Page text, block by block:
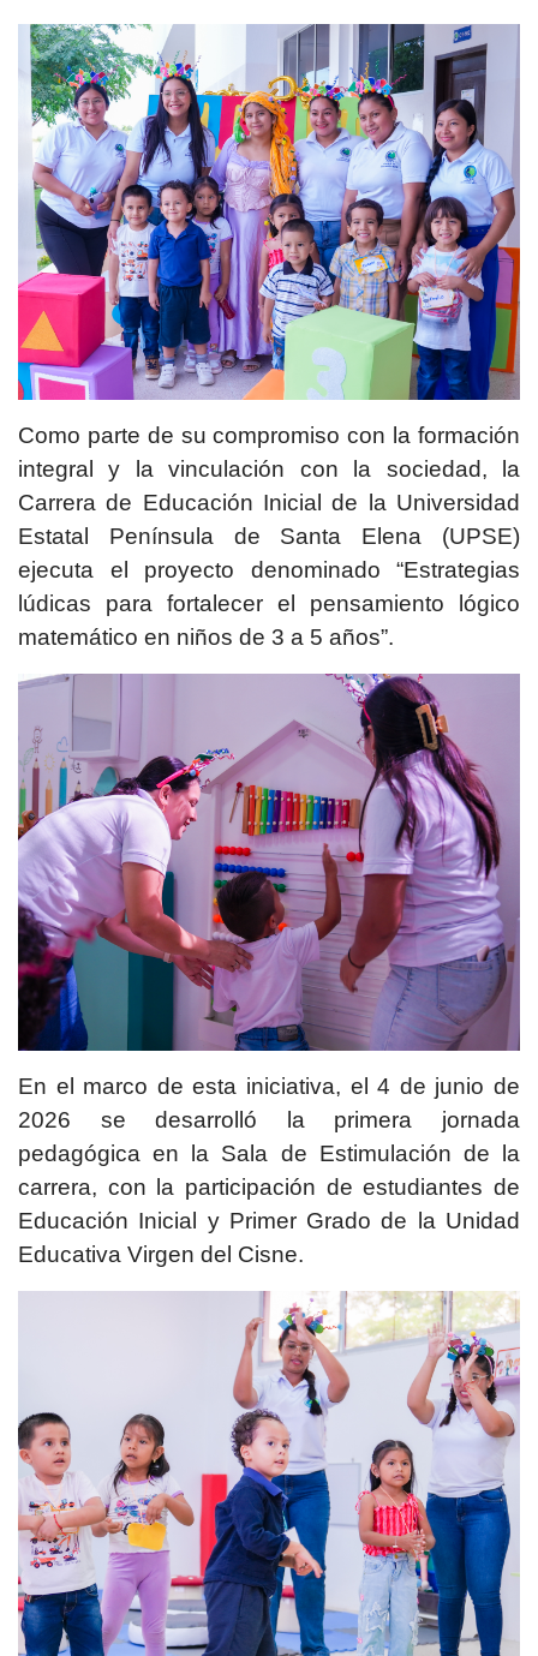
Como parte de su compromiso con la formación
integral y la vinculación con la sociedad, la
Carrera de Educación Inicial de la Universidad
Estatal Península de Santa Elena (UPSE)
ejecuta el proyecto denominado “Estrategias
lúdicas para fortalecer el pensamiento lógico
matemático en niños de 3 a 5 años”.
En el marco de esta iniciativa, el 4 de junio de
2026 se desarrolló la primera jornada
pedagógica en la Sala de Estimulación de la
carrera, con la participación de estudiantes de
Educación Inicial y Primer Grado de la Unidad
Educativa Virgen del Cisne.